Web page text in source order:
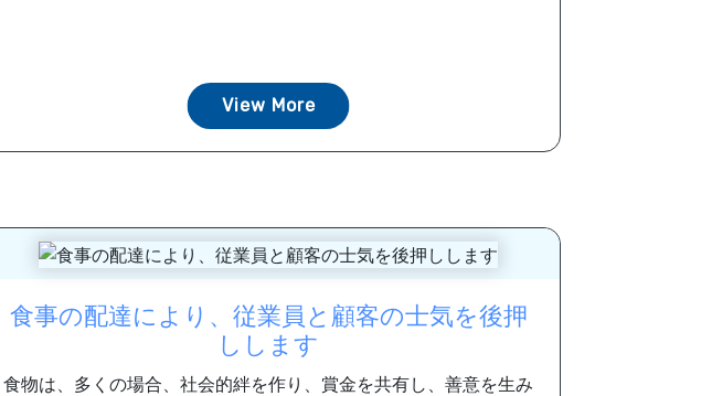
View More
食事の配達により、従業員と顧客の士気を後押
しします
食物は、多くの場合、社会的絆を作り、賞金を共有し、善意を生み